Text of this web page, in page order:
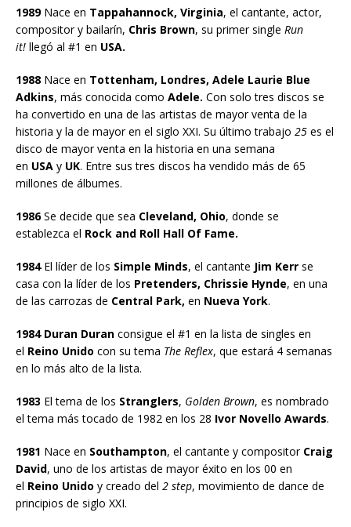
1989Nace en Tappahannock, Virginia, el cantante, actor,
compositor y bailarín, Chris Brown, su primer single Run
it! llegó al #1 en USA.
1988 Nace en Tottenham, Londres, Adele Laurie Blue
Adkins, más conocida como Adele. Con solo tres discos se
ha convertido en una de las artistas de mayor venta de la
historia y la de mayor en el siglo XXI. Su último trabajo 25 es el
disco de mayor venta en la historia en una semana
en USA y UK. Entre sus tres discos ha vendido más de 65
millones de álbumes.
1986Se decide que sea Cleveland, Ohio, donde se
establezca el Rock and Roll Hall Of Fame.
1984El líder de los Simple Minds, el cantante Jim Kerr se
casa con la líder de los Pretenders, Chrissie Hynde, en una
de las carrozas de Central Park, en Nueva York.
1984 Duran Duran consigue el #1 en la lista de singles en
el Reino Unido con su tema The Reflex, que estará 4 semanas
en lo más alto de la lista.
1983 El tema de los Stranglers, Golden Brown, es nombrado
el tema más tocado de 1982 en los 28 Ivor Novello Awards.
1981 Nace en Southampton, el cantante y compositor Craig
David, uno de los artistas de mayor éxito en los 00 en
el Reino Unido y creado del 2 step, movimiento de dance de
principios de siglo XXI.